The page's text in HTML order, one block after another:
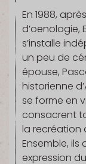
En 1988,
d’oenologie,
s’installe
un peu de
épouse,
historienne
se forme en
consacrent
la recréation
Ensemble,
expression